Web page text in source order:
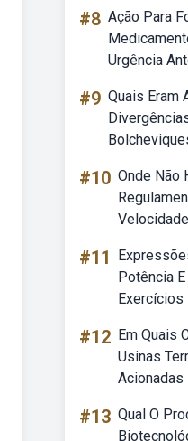
#8 Ação Para
Urgência
#9 Quais Eram
#10 Onde Não
#11
Potência
#12 Em Quais
Usinas
Acionadas
#13 Qual O